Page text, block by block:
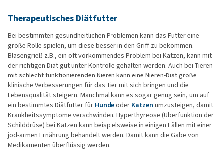
Therapeutisches Diätfutter
Bei bestimmten gesundheitlichen Problemen kann das Futter eine
große Rolle spielen, um diese besser in den Griff zu bekommen.
Blasengrieß z.B., ein oft vorkommendes Problem bei Katzen, kann mit
der richtigen Diät gut unter Kontrolle gehalten werden. Auch bei Tieren
mit schlecht funktionierenden Nieren kann eine Nieren-Diät große
klinische Verbesserungen für das Tier mit sich bringen und die
Lebensqualität steigern. Manchmal kann es sogar genug sein, um auf
ein bestimmtes Diätfutter für Hundeoder Katzen umzusteigen, damit
Krankheitssymptome verschwinden. Hyperthyreose (Überfunktion der
Schilddrüse) bei Katzen kann beispielsweise in einigen Fällen mit einer
jod-armen Ernährung behandelt werden. Damit kann die Gabe von
Medikamenten überflüssig werden.